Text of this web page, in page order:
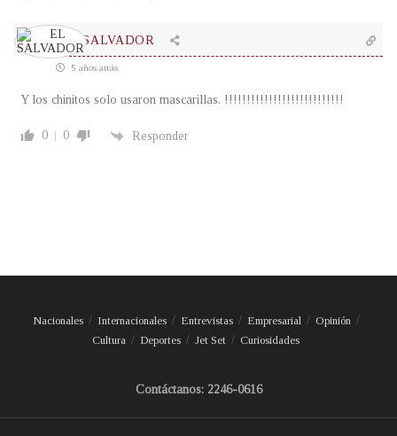
EL SALVADOR
5 años atrás
Y los chinitos solo usaron mascarillas. !!!!!!!!!!!!!!!!!!!!!!!!!!!
0 0 Responder
Nacionales Internacionales Entrevistas Empresarial
Opinión
Cultura
Deportes Jet Set Curiosidades
Contáctanos: 2246-0616